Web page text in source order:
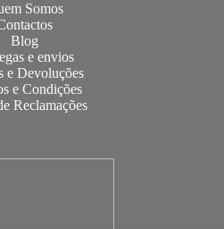
Somos
Blog
e envios
e Devoluções
e Condições
Reclamações